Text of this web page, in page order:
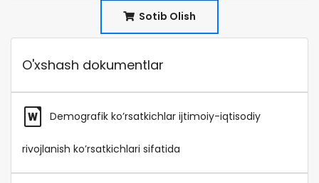
Sotib Olish
O'xshash dokumentlar
Demografik ko’rsatkichlar ijtimoiy-iqtisodiy
rivojlanish ko’rsatkichlari sifatida